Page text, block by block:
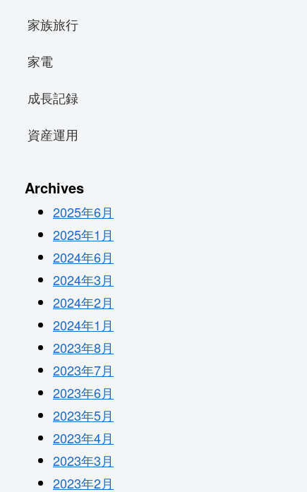
家族旅行
家電
成長記録
資産運用
Archives
2025年6月
2025年1月
2024年6月
2024年3月
2024年2月
2024年1月
2023年8月
2023年7月
2023年6月
2023年5月
2023年4月
2023年3月
2023年2月